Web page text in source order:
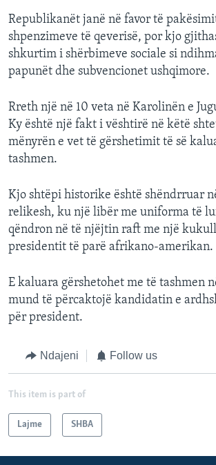
Republikanët janë në favor të
shpenzimeve të qeverisë, por kjo
shkurtim i shërbimeve sociale si
papunët dhe subvencionet ushqimore.
Rreth një në 10 veta në Karolinën e
Ky është një fakt i vështirë në këtë
mënyrën e vet të gërshetimit të së
tashmen.
Kjo shtëpi historike është shëndrruar
relikesh, ku një libër me uniforma të
qëndron në të njëjtin raft me një
presidentit të parë afrikano-amerikan.
E kaluara gërshetohet me të tashmen
mund të përcaktojë kandidatin e
për president.
Ndajeni Follow us
This item is part of
Lajme SHBA